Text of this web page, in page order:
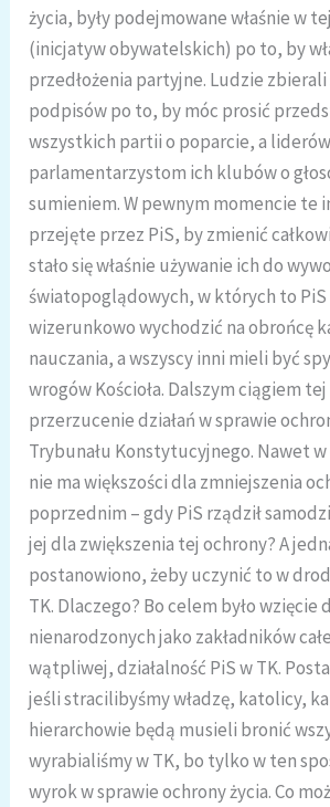
życia, były podejmowane właśnie w
(inicjatyw obywatelskich) po to, by
przedłożenia partyjne. Ludzie
podpisów po to, by móc prosić
wszystkich partii o poparcie, a
parlamentarzystom ich klubów o
sumieniem. W pewnym momencie te
przejęte przez PiS, by zmienić
stało się właśnie używanie ich do
światopoglądowych, w których to PiS
wizerunkowo wychodzić na obrońcę
nauczania, a wszyscy inni mieli być
wrogów Kościoła. Dalszym ciągiem
przerzucenie działań w sprawie
Trybunału Konstytucyjnego. Nawet
nie ma większości dla zmniejszenia
poprzednim – gdy PiS rządził
jej dla zwiększenia tej ochrony? A
postanowiono, żeby uczynić to w
TK. Dlaczego? Bo celem było wzięcie
nienarodzonych jako zakładników
wątpliwej, działalność PiS w TK.
jeśli stracilibyśmy władzę, katolicy,
hierarchowie będą musieli bronić
wyrabialiśmy w TK, bo tylko w ten
wyrok w sprawie ochrony życia. Co